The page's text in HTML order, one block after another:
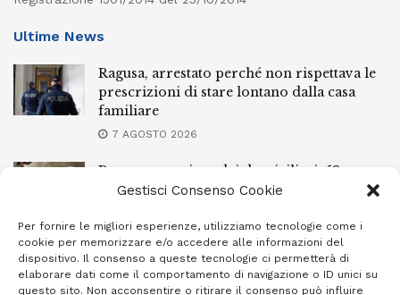
Gestisci Consenso Cookie
Per fornire le migliori esperienze, utilizziamo tecnologie come i
cookie per memorizzare e/o accedere alle informazioni del
dispositivo. Il consenso a queste tecnologie ci permetterà di
elaborare dati come il comportamento di navigazione o ID unici su
questo sito. Non acconsentire o ritirare il consenso può influire
Ultime News
Ragusa, arrestato perché non rispettava le
prescrizioni di stare lontano dalla casa
familiare
7 AGOSTO 2026
Ragusa, spacciava dai domiciliari: 52enne
finisce in carcere
Incendi a Modica, torna in libertà il
marocchino di 23 anni
7 AGOSTO 2026